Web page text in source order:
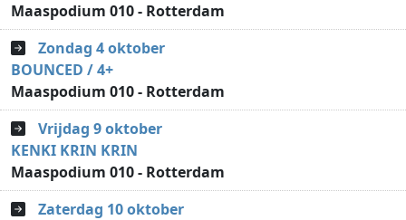
Maaspodium 010 - Rotterdam
Zondag 4 oktober
BOUNCED / 4+
Maaspodium 010 - Rotterdam
Vrijdag 9 oktober
KENKI KRIN KRIN
Maaspodium 010 - Rotterdam
Zaterdag 10 oktober